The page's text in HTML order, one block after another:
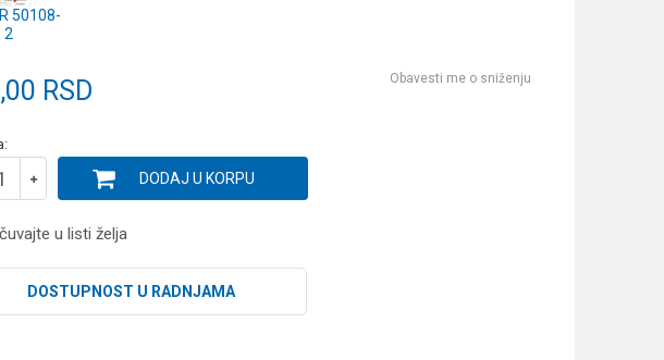
50108-
2
RSD Obavesti me o sniženju
DODAJ U KORPU
u listi želja
DOSTUPNOST U RADNJAMA